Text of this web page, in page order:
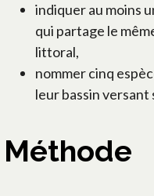
indiquer au moins
qui partage le
littoral,
nommer cinq
leur bassin versant
Méthode